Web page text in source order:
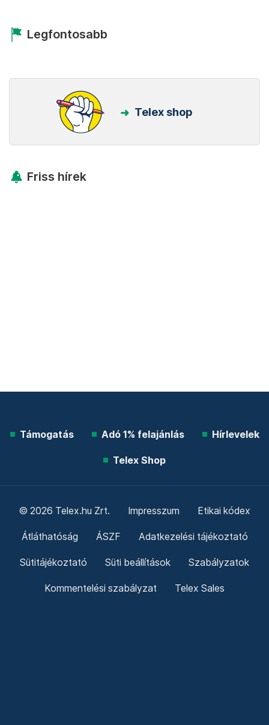
Legfontosabb
Telex shop
Friss hírek
Támogatás Adó 1% felajánlás Hírlevelek
Telex Shop
© 2026 Telex.hu Zrt. Impresszum Etikai kódex
Átláthatóság ÁSZF Adatkezelési tájékoztató
Sütitájékoztató Süti beállítások Szabályzatok
Kommentelési szabályzat Telex Sales